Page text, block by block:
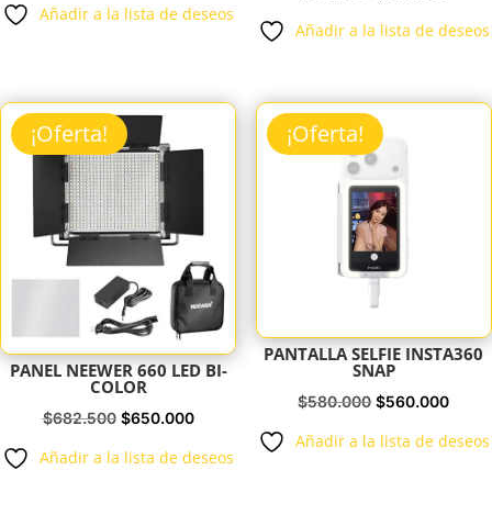
Añadir a la lista de deseos
$256.200.
Añadir a la lista de deseos
¡Oferta!
PANEL NEEWER 660 LED BI-
COLOR
$682.500 El
$650.000El
Añadir a la lista de deseos
¡Oferta!
PANTALLA SELFIE INSTA360
SNAP
$580.000 El
$560.000El
Añadir a la lista de deseos